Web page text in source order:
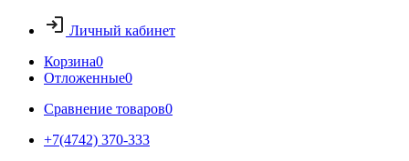
Личный кабинет
Корзина0
Отложенные0
Сравнение товаров0
+7(4742) 370-333